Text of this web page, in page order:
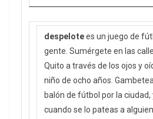
despelotees un juego de
gente. Sumérgete en las
Quito a través de los ojos y
niño de ocho años.
balón de fútbol por la
cuando se lo pateas a